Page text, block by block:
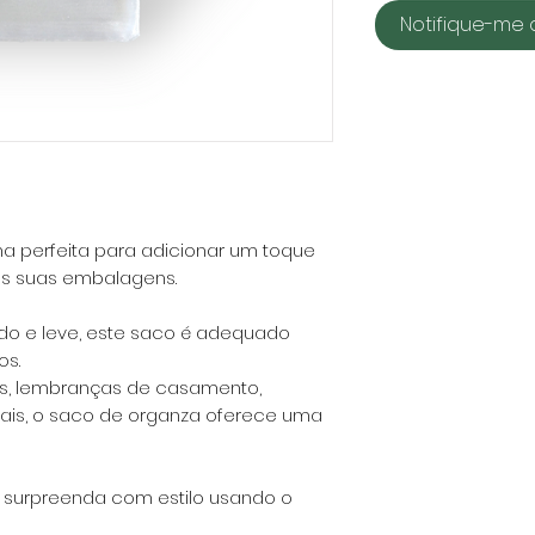
perfeita para adicionar um toque
suas embalagens.
e leve, este saco é adequado
lembranças de casamento,
o saco de organza oferece uma
com estilo usando o
Notifique-me